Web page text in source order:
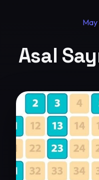
May
Asal